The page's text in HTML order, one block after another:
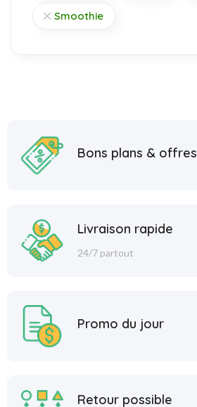
Smoothie
Bons plans & offres
Livraison rapide
24/7 partout
Promo du jour
Retour possible